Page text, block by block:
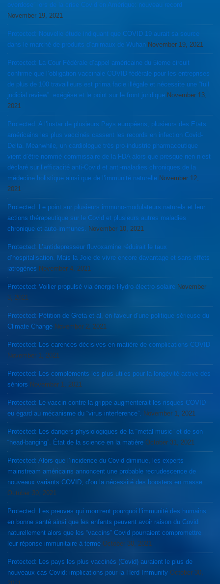
overdose” lors de la crise Covid en Amérique: nouveau record
November 19, 2021
Protected: Nouvelle étude indiquant que COVID 19 aurait sa source
dans le marché de produits d’animaux de Wuhan November 19, 2021
Protected: La Cour Fédérale d’appel américaine du 5ieme circuit
confirme que l’obligation vaccinale COVID fédérale pour les entreprises
de plus de 100 travailleurs est prima facie illégale et nécessite une “full
judicial review”: exégèse et le point sur le front juridique November 13,
2021
Protected: A l’instar de plusieurs Pays européens, plusieurs des Etats
américains les plus vaccinés cassent les records en infection Covid-
Delta. Meanwhile, un cardiologue très pro-industrie pharmaceutique
vient d’être nommé commissaire de la FDA alors que presque rien n’est
déclaré sur l’efficacité anti-Covid et anti-maladies chroniques de la
médecine holistique ainsi que de l’immunité naturelle November 12,
2021
Protected: Le point sur plusieurs immuno-modulateurs naturels et leur
actions thérapeutique sur le Covid et plusieurs autres maladies
chronique et auto-immunes.
November 10, 2021
Protected: L’antidepresseur fluvoxamine réduirait le taux
d’hospitalisation. Mais la Joie de vivre encore davantage et sans effets
iatrogènes November 4, 2021
Protected: Voilier propulsé via énergie Hydro-électro-solaire November
3, 2021
Protected: Pétition de Greta et al, en faveur d’une politique sérieuse du
Climate Change November 2, 2021
Protected: Les carences décisives en matière de complications COVID
November 1, 2021
Protected: Les compléments les plus utiles pour la longévité active des
séniors November 1, 2021
Protected: Le vaccin contre la grippe augmenterait les risques COVID
eu égard au mécanisme du “virus interference”. November 1, 2021
Protected: Les dangers physiologiques de la “metal music” et de son
“head-banging”. État de la science en la matière October 31, 2021
Protected: Alors que l’incidence du Covid diminue, les experts
mainstream américains annoncent une probable recrudescence de
nouveaux variants COVID, d’ou la nécessité des boosters en masse.
October 30, 2021
Protected: Les preuves qui montrent pourquoi l’immunité des humains
en bonne santé ainsi que les enfants peuvent avoir raison du Covid
naturellement alors que les “vaccins” Covid pourraient compromettre
leur réponse immunitaire à terme October 30, 2021
Protected: Les pays les plus vaccinés (Covid) auraient le plus de
nouveaux cas Covid: implications pour la Herd Immunity October 30,